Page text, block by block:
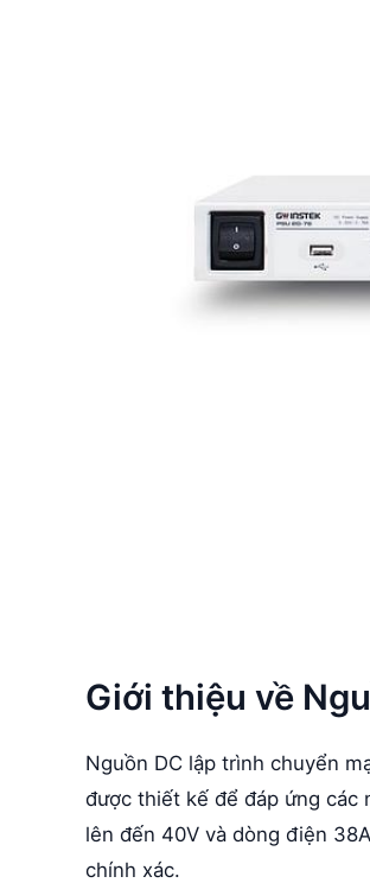
Giới thiệu về
Nguồn DC lập trình chuyển
được thiết kế để đáp ứng các
lên đến 40V và dòng điện
chính xác.